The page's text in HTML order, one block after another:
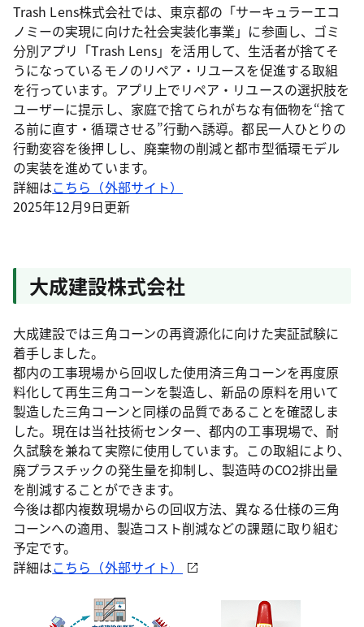
Trash Lens株式会社では、東京都の「サーキュラーエコ
ノミーの実現に向けた社会実装化事業」に参画し、ゴミ
分別アプリ「Trash Lens」を活用して、生活者が捨てそ
うになっているモノのリペア・リユースを促進する取組
を行っています。アプリ上でリペア・リユースの選択肢を
ユーザーに提示し、家庭で捨てられがちな有価物を“捨て
る前に直す・循環させる”行動へ誘導。都民一人ひとりの
行動変容を後押しし、廃棄物の削減と都市型循環モデル
の実装を進めています。
詳細はこちら（外部サイト）
2025年12月9日更新
大成建設株式会社
大成建設では三角コーンの再資源化に向けた実証試験に
着手しました。
都内の工事現場から回収した使用済三角コーンを再度原
料化して再生三角コーンを製造し、新品の原料を用いて
製造した三角コーンと同様の品質であることを確認しま
した。現在は当社技術センター、都内の工事現場で、耐
久試験を兼ねて実際に使用しています。この取組により、
廃プラスチックの発生量を抑制し、製造時のCO2排出量
を削減することができます。
今後は都内複数現場からの回収方法、異なる仕様の三角
コーンへの適用、製造コスト削減などの課題に取り組む
予定です。
詳細はこちら（外部サイト）